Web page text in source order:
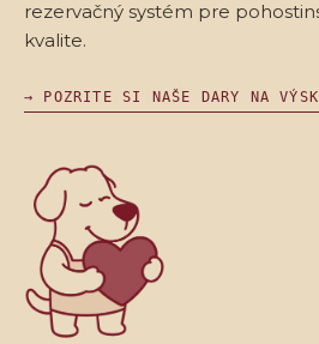
rezervačný systém pre
kvalite.
→ POZRITE SI NAŠE DARY NA